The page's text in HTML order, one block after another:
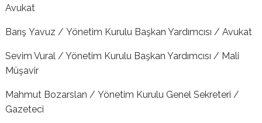
Avukat
Barış Yavuz / Yönetim Kurulu Başkan Yardımcısı / Avukat
Sevim Vural / Yönetim Kurulu Başkan Yardımcısı / Mali
Müşavir
Mahmut Bozarslan / Yönetim Kurulu Genel Sekreteri /
Gazeteci